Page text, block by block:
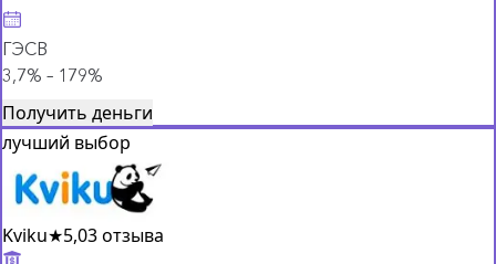
ГЭСВ
3,7% – 179%
Получить деньги
лучший выбор
Kviku★5,03 отзыва